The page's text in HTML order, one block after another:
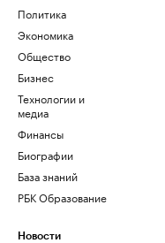
Политика
Экономика
Общество
Бизнес
Технологии и
медиа
Финансы
Биографии
База знаний
РБК Образование
Новости